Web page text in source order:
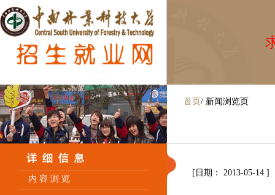
内 容 浏 览
首页 / 新闻浏览页
[日期： 2013-05-14 ]